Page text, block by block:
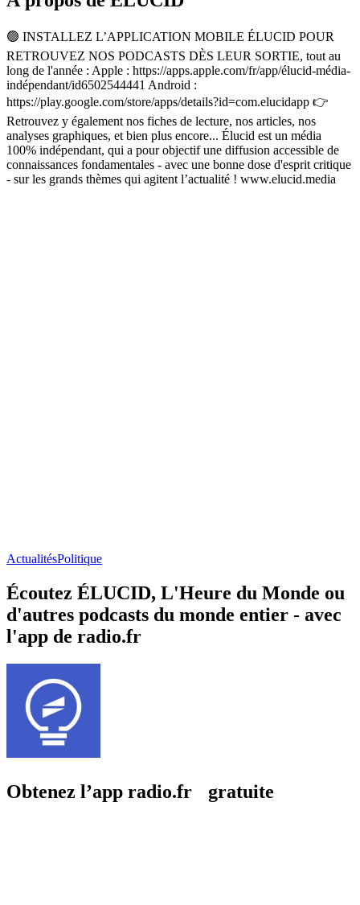
🟢 INSTALLEZ L’APPLICATION MOBILE ÉLUCID POUR
RETROUVEZ NOS PODCASTS DÈS LEUR SORTIE, tout au
long de l'année : Apple : https://apps.apple.com/fr/app/élucid-média-
indépendant/id6502544441 Android :
https://play.google.com/store/apps/details?id=com.elucidapp 👉
Retrouvez y également nos fiches de lecture, nos articles, nos
analyses graphiques, et bien plus encore... Élucid est un média
100% indépendant, qui a pour objectif une diffusion accessible de
connaissances fondamentales - avec une bonne dose d'esprit critique
- sur les grands thèmes qui agitent l’actualité ! www.elucid.media
ActualitésPolitique
Écoutez ÉLUCID, L'Heure du Monde ou
d'autres podcasts du monde entier - avec
l'app de radio.fr
Obtenez l’app radio.fr gratuite